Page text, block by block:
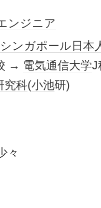
ンジニア
シンガポール 日本
→ 電気通信大学
究科(小池研)
々